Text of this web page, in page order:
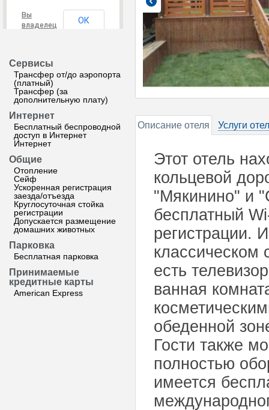
Вы
владелец
ОК
Сервисы
Трансфер от/до аэропорта
(платный)
Трансфер (за
дополнительную плату)
Интернет
Бесплатный беспроводной
доступ в Интернет
Интернет
Общие
Отопление
Сейф
Ускоренная регистрация
заезда/отъезда
Круглосуточная стойка
регистрации
Допускается размещение
домашних животных
Парковка
Бесплатная парковка
Принимаемые
кредитные карты
American Express
Описание отеля Услуги
Этот отель
кольцевой
"Мякинино" и
бесплатный
регистрации.
классическом
есть
ванная
обеденной
Гости также
полностью
имеется